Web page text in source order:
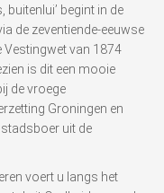
buitenlui’ begint in de
de zeventiende-eeuwse
Vestingwet van 1874
is dit een mooie
de vroege
Groningen en
uit de
voert u langs het